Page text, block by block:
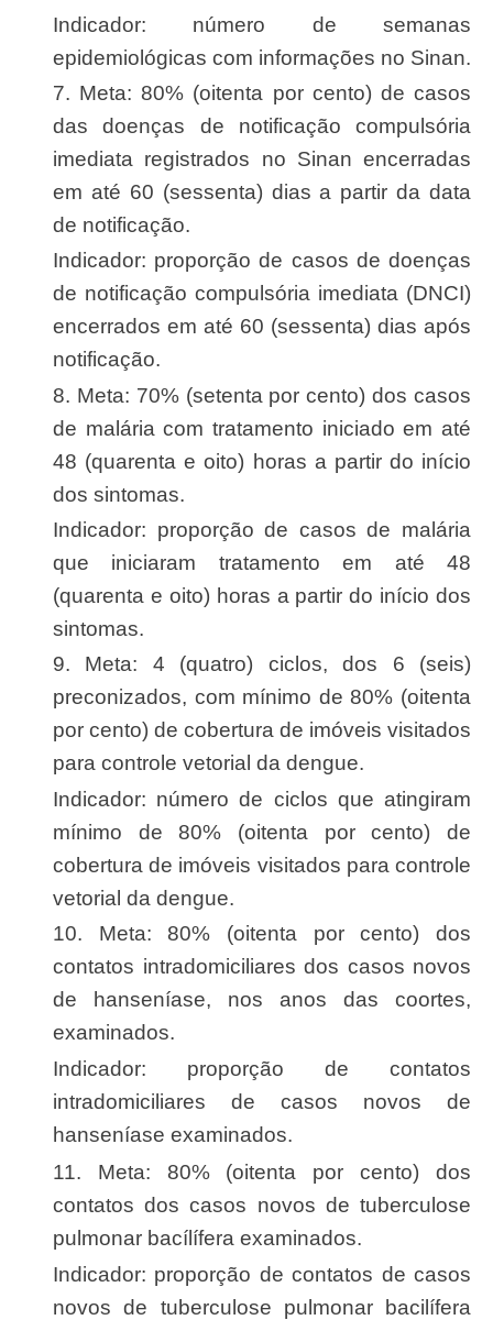
Indicador: número de semanas
epidemiológicas com informações no Sinan.
7. Meta: 80% (oitenta por cento) de casos
das doenças de notificação compulsória
imediata registrados no Sinan encerradas
em até 60 (sessenta) dias a partir da data
de notificação.
Indicador: proporção de casos de doenças
de notificação compulsória imediata (DNCI)
encerrados em até 60 (sessenta) dias após
notificação.
8. Meta: 70% (setenta por cento) dos casos
de malária com tratamento iniciado em até
48 (quarenta e oito) horas a partir do início
dos sintomas.
Indicador: proporção de casos de malária
que iniciaram tratamento em até 48
(quarenta e oito) horas a partir do início dos
sintomas.
9. Meta: 4 (quatro) ciclos, dos 6 (seis)
preconizados, com mínimo de 80% (oitenta
por cento) de cobertura de imóveis visitados
para controle vetorial da dengue.
Indicador: número de ciclos que atingiram
mínimo de 80% (oitenta por cento) de
cobertura de imóveis visitados para controle
vetorial da dengue.
10. Meta: 80% (oitenta por cento) dos
contatos intradomiciliares dos casos novos
de hanseníase, nos anos das coortes,
examinados.
Indicador: proporção de contatos
intradomiciliares de casos novos de
hanseníase examinados.
11. Meta: 80% (oitenta por cento) dos
contatos dos casos novos de tuberculose
pulmonar bacílífera examinados.
Indicador: proporção de contatos de casos
novos de tuberculose pulmonar bacilífera